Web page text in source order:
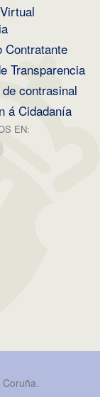
Contratante
Transparencia
contrasinal
á Cidadanía
EN:
.